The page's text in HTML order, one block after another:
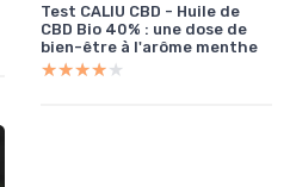
Test CALIU CBD - Huile de
CBD Bio 40% : une dose de
bien-être à l'arôme menthe
★★★★★
★★★★★